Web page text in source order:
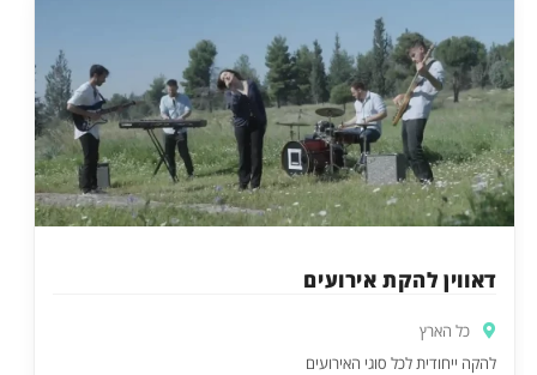
דאווין להקת אירועים
כל הארץ
להקה ייחודית לכל סוגי האירועים